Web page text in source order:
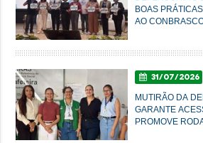
BOAS
AO
31/07/2026
MUTIRÃO DA
GARANTE
PROMOVE